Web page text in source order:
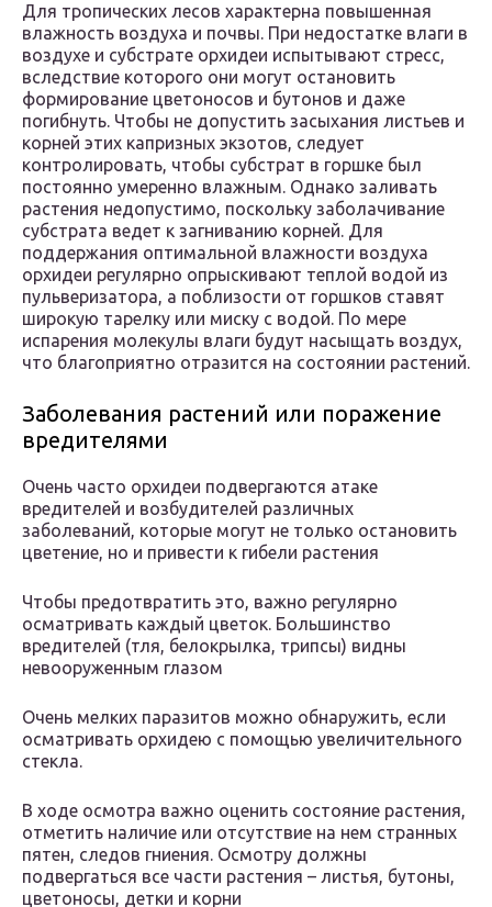
Для тропических лесов характерна повышенная
влажность воздуха и почвы. При недостатке влаги в
воздухе и субстрате орхидеи испытывают стресс,
вследствие которого они могут остановить
формирование цветоносов и бутонов и даже
погибнуть. Чтобы не допустить засыхания листьев и
корней этих капризных экзотов, следует
контролировать, чтобы субстрат в горшке был
постоянно умеренно влажным. Однако заливать
растения недопустимо, поскольку заболачивание
субстрата ведет к загниванию корней. Для
поддержания оптимальной влажности воздуха
орхидеи регулярно опрыскивают теплой водой из
пульверизатора, а поблизости от горшков ставят
широкую тарелку или миску с водой. По мере
испарения молекулы влаги будут насыщать воздух,
что благоприятно отразится на состоянии растений.
Заболевания растений или поражение
вредителями
Очень часто орхидеи подвергаются атаке
вредителей и возбудителей различных
заболеваний, которые могут не только остановить
цветение, но и привести к гибели растения
Чтобы предотвратить это, важно регулярно
осматривать каждый цветок. Большинство
вредителей (тля, белокрылка, трипсы) видны
невооруженным глазом
Очень мелких паразитов можно обнаружить, если
осматривать орхидею с помощью увеличительного
стекла.
В ходе осмотра важно оценить состояние растения,
отметить наличие или отсутствие на нем странных
пятен, следов гниения. Осмотру должны
подвергаться все части растения – листья, бутоны,
цветоносы, детки и корни